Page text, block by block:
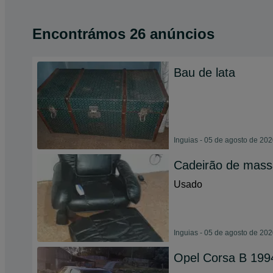
Encontrámos 26 anúncios
Bau de lata
Inguias - 05 de agosto de
Cadeirão de
Usado
Inguias - 05 de agosto de
Opel Corsa B